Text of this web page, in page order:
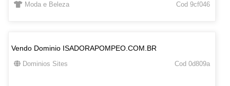
Moda e Beleza Cod 9cf046
Vendo Dominio ISADORAPOMPEO.COM.BR
Dominios Sites Cod 0d809a